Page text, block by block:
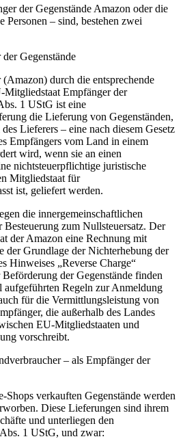
der Gegenstände Amazon oder die
Personen – sind, bestehen zwei
Gegenstände
durch die entsprechende
Empfänger der
1 UStG ist eine
die Lieferung von Gegenständen,
Lieferers – eine nach diesem Gesetz
Empfängers vom Land in einem
wird, wenn sie an einen
nichtsteuerpflichtige juristische
Mitgliedstaat für
ist, geliefert werden.
die innergemeinschaftlichen
zum Nullsteuersatz. Der
der Amazon eine Rechnung mit
der Grundlage der Nichterhebung der
Hinweises „Reverse Charge“
der Gegenstände finden
aufgeführten Regeln zur Anmeldung
für die Vermittlungsleistung von
die außerhalb des Landes
EU-Mitgliedstaaten und
vorschreibt.
– als Empfänger der
Shops verkauften Gegenstände werden
Diese Lieferungen sind ihrem
und unterliegen den
1 UStG, und zwar: